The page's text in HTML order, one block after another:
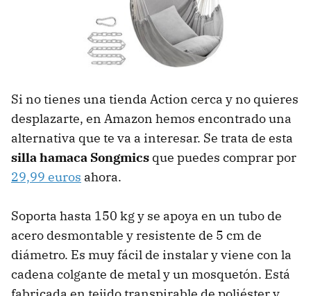
Si no tienes una tienda Action cerca y no quieres
desplazarte, en Amazon hemos encontrado una
alternativa que te va a interesar. Se trata de esta
silla hamaca Songmics que puedes comprar por
29,99 euros ahora.
Soporta hasta 150 kg y se apoya en un tubo de
acero desmontable y resistente de 5 cm de
diámetro. Es muy fácil de instalar y viene con la
cadena colgante de metal y un mosquetón. Está